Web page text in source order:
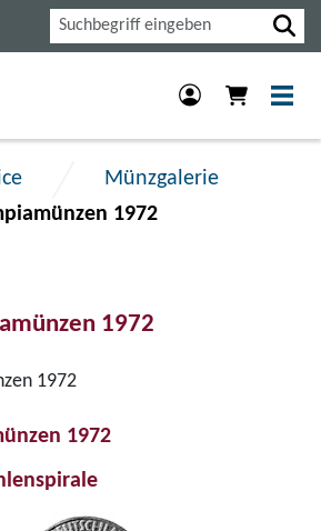
Suche
Münzgalerie
1972
1972
1972
1972